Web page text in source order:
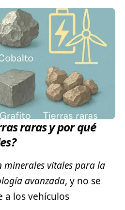
raras y por qué
minerales vitales para la
avanzada, y no se
a losvehículos